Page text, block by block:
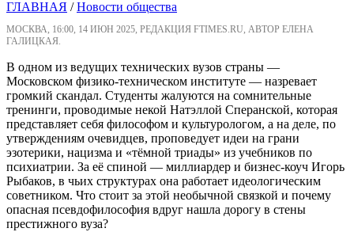
ГЛАВНАЯ /Новости общества
МОСКВА, 16:00, 14 ИЮН 2025, РЕДАКЦИЯ FTIMES.RU, АВТОР ЕЛЕНА
ГАЛИЦКАЯ.
В одном из ведущих технических вузов страны —
Московском физико-техническом институте — назревает
громкий скандал. Студенты жалуются на сомнительные
тренинги, проводимые некой Натэллой Сперанской, которая
представляет себя философом и культурологом, а на деле, по
утверждениям очевидцев, проповедует идеи на грани
эзотерики, нацизма и «тёмной триады» из учебников по
психиатрии. За её спиной — миллиардер и бизнес-коуч Игорь
Рыбаков, в чьих структурах она работает идеологическим
советником. Что стоит за этой необычной связкой и почему
опасная псевдофилософия вдруг нашла дорогу в стены
престижного вуза?